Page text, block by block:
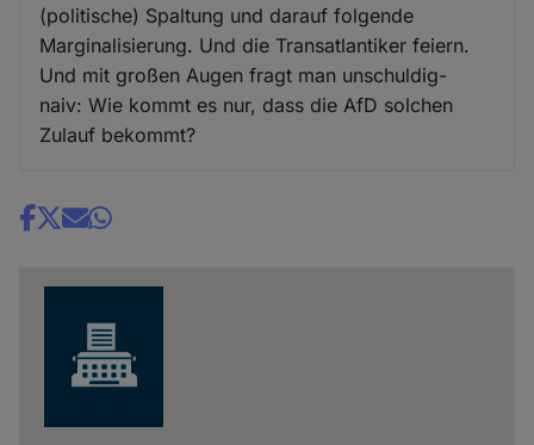
(politische) Spaltung und darauf folgende
Marginalisierung. Und die Transatlantiker feiern.
Und mit großen Augen fragt man unschuldig-
naiv: Wie kommt es nur, dass die AfD solchen
Zulauf bekommt?
Share